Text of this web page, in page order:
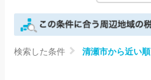
検索した条件 清瀬市から近い順